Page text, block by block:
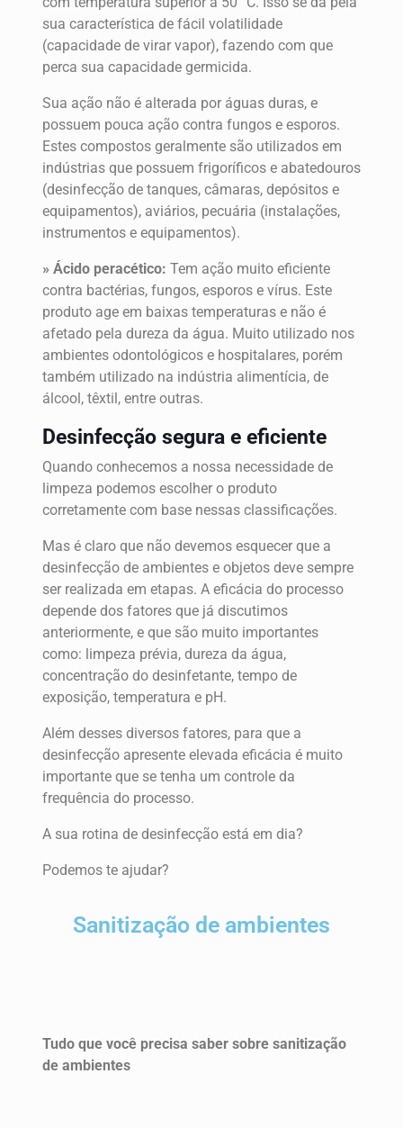
sua característica de fácil volatilidade
(capacidade de virar vapor), fazendo com que
perca sua capacidade germicida.
Sua ação não é alterada por águas duras, e
possuem pouca ação contra fungos e esporos.
Estes compostos geralmente são utilizados em
indústrias que possuem frigoríficos e abatedouros
(desinfecção de tanques, câmaras, depósitos e
equipamentos), aviários, pecuária (instalações,
instrumentos e equipamentos).
» Ácido peracético: Tem ação muito eficiente
contra bactérias, fungos, esporos e vírus. Este
produto age em baixas temperaturas e não é
afetado pela dureza da água. Muito utilizado nos
ambientes odontológicos e hospitalares, porém
também utilizado na indústria alimentícia, de
álcool, têxtil, entre outras.
Desinfecção segura e eficiente
Quando conhecemos a nossa necessidade de
limpeza podemos escolher o produto
corretamente com base nessas classificações.
Mas é claro que não devemos esquecer que a
desinfecção de ambientes e objetos deve sempre
ser realizada em etapas. A eficácia do processo
depende dos fatores que já discutimos
anteriormente, e que são muito importantes
como: limpeza prévia, dureza da água,
concentração do desinfetante, tempo de
exposição, temperatura e pH.
Além desses diversos fatores, para que a
desinfecção apresente elevada eficácia é muito
importante que se tenha um controle da
frequência do processo.
A sua rotina de desinfecção está em dia?
Podemos te ajudar?
Sanitização de ambientes
Tudo que você precisa saber sobre sanitização
de ambientes